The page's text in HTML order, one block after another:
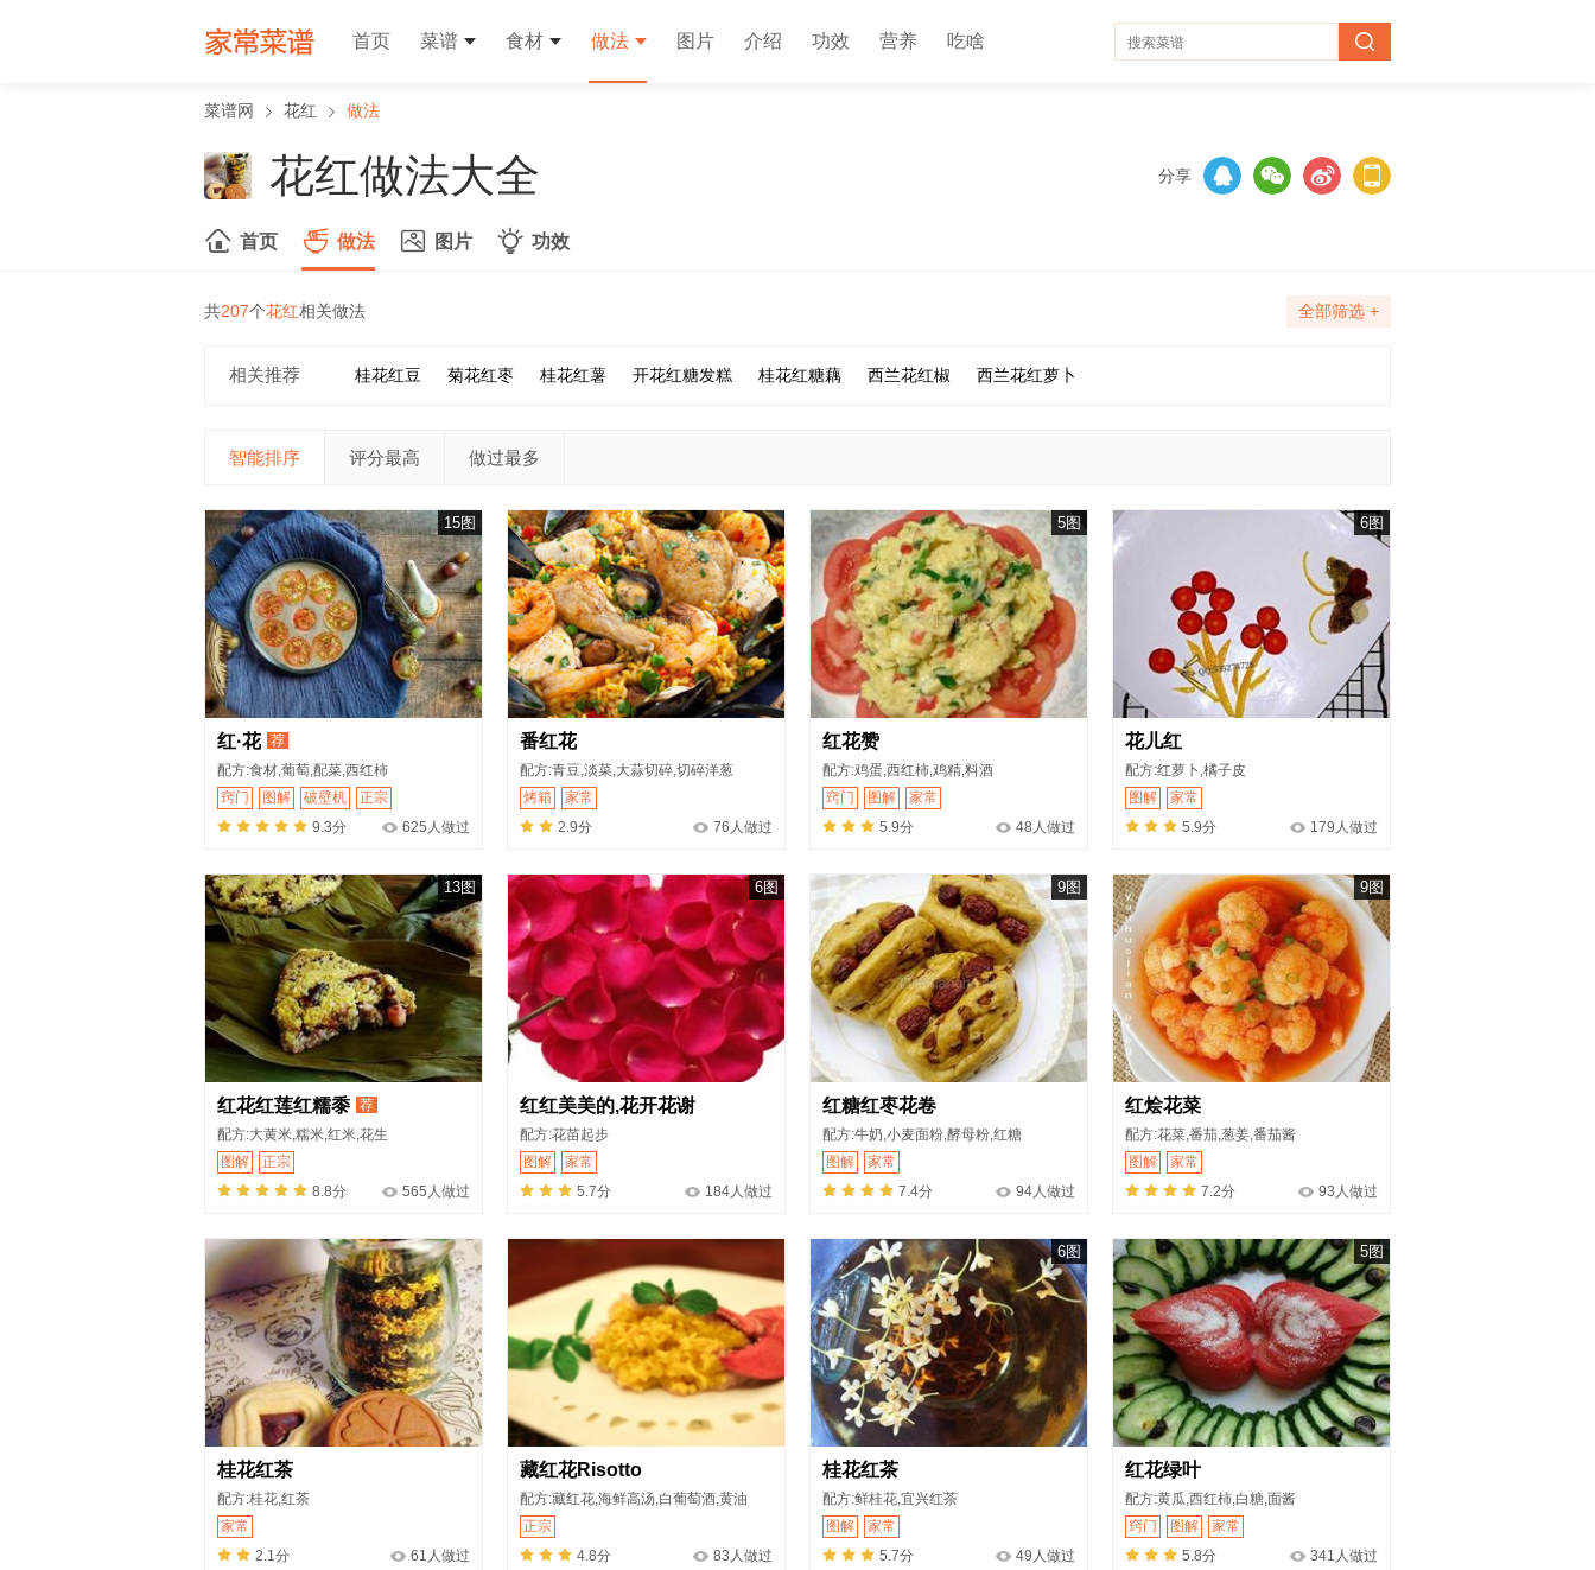
首页 菜谱 食材 做法 图片 介绍 功效 营养 吃啥
菜谱网 花红 做法
花红做法大全 分享
首页 做法 图片 功效
共207个花红相关做法 全部筛选 +
相关推荐 桂花红豆 菊花红枣 桂花红薯 开花红糖发糕 桂花红糖藕 西兰花红椒 西兰花红萝卜
智能排序 评分最高 做过最多
15图
红·花 荐
配方:食材,葡萄,配菜,西红柿
窍门
图解 破壁机
正宗
9.3分
625人做过
番红花
配方:青豆,淡菜,大蒜切碎,切碎洋葱
烤箱
家常
2.9分
76人做过
5图
红花赞
配方:鸡蛋,西红柿,鸡精,料酒
窍门
图解
家常
5.9分
48人做过
6图
花儿红
配方:红萝卜,橘子皮
图解
家常
5.9分
179人做过
13图
红花红莲红糯黍 荐
配方:大黄米,糯米,红米,花生
图解
正宗
8.8分
565人做过
6图
红红美美的,花开花谢
配方:花苗起步
图解
家常
5.7分
184人做过
9图
红糖红枣花卷
配方:牛奶,小麦面粉,酵母粉,红糖
图解
家常
7.4分
94人做过
9图
红烩花菜
配方:花菜,番茄,葱姜,番茄酱
图解
家常
7.2分
93人做过
桂花红茶
配方:桂花,红茶
家常
2.1分
61人做过
藏红花Risotto
配方:藏红花,海鲜高汤,白葡萄酒,黄油
正宗
4.8分
83人做过
6图
桂花红茶
配方:鲜桂花,宜兴红茶
图解
家常
5.7分
49人做过
5图
红花绿叶
配方:黄瓜,西红柿,白糖,面酱
窍门
图解
家常
5.8分
341人做过